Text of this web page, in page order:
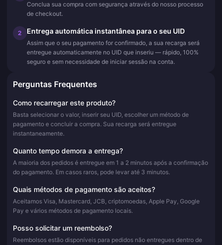
Conclua sua compra com segurança através do nosso processo
de checkout.
2 Entrega automática instantânea para o seu UID
Assim que o seu pagamento for confirmado, a sua recarga será
entregue automaticamente no UID que inseriu — rápido, 100%
seguro e sem necessidade de iniciar sessão na conta.
Perguntas Frequentes
Como recarregar este produto?
Basta selecionar o valor, inserir seu UID, escolher um método de
pagamento e concluir a compra. Sua recarga será entregue
instantaneamente.
Quanto tempo demora a entrega?
A maioria dos pedidos é entregue em 1 a 2 minutos após a confirmação
do pagamento. Em casos raros, pode levar até 3 minutos.
Quais métodos de pagamento são aceitos?
Aceitamos Visa, Mastercard, JCB, criptomoedas, Apple Pay, Google
Pay e vários métodos de pagamento locais.
Posso solicitar um reembolso?
Reembolsos estão disponíveis para pedidos não entregues dentro de